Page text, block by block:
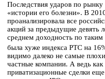
Последствия ударов по
«истории его болезни». В
проанализировала все
акций за предыдущие девять
среднем доходность по
была хуже индекса РТС на
видимо далеко не самые
частные компании. А ведь
приватизационные сделки